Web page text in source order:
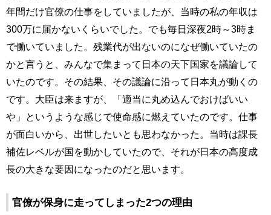
年間だけ官僚の仕事をしていましたが、当時の私の年収は
300万に届かないくらいでした。でも毎日深夜2時～3時ま
で働いていました。残業代が出ないのになぜ働いていたの
かと言うと、みんなで集まって日本の天下国家を議論して
いたのです。その結果、その議論に沿って日本丸が動くの
です。大臣は来ますが、「適当に丸め込んでおけばいい
や」というような感じで使命感に燃えていたのです。仕事
が面白いから、出世したいとも思わなかった。当時は課長
補佐レベルが国を動かしていたので、それが日本の高度成
長の大きな要因になったのだと思います。
官僚が保身に走ってしまった2つの理由